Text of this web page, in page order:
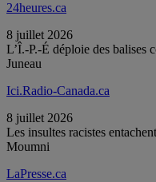
24heures.ca
8 juillet 2026
L’Î.-P.-É déploie des balises
Juneau
Ici.Radio-Canada.ca
8 juillet 2026
Les insultes racistes
Moumni
LaPresse.ca